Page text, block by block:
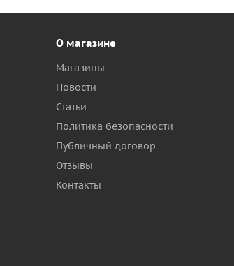
О магазине
Магазины
Новости
Статьи
Политика безопасности
Публичный договор
Отзывы
Контакты